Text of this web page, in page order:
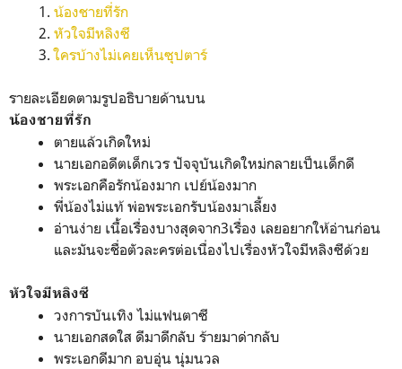
น้องชายที่รัก
หัวใจมีหลิงซี
ใครบ้างไม่เคยเห็นซุปตาร์
รายละเอียดตามรูปอธิบายด้านบน
น้องชายที่รัก
ตายแล้วเกิดใหม่
นายเอกอดีตเด็กเวร ปัจจุบันเกิดใหม่กลายเป็นเด็กดี
พระเอกคือรักน้องมาก เปย์น้องมาก
พี่น้องไม่แท้ พ่อพระเอกรับน้องมาเลี้ยง
อ่านง่าย เนื้อเรื่องบางสุดจาก3เรื่อง เลยอยากให้อ่านก่อน
และมันจะชื่อตัวละครต่อเนื่องไปเรื่องหัวใจมีหลิงซีด้วย
หัวใจมีหลิงซี
วงการบันเทิง ไม่แฟนตาซี
นายเอกสดใส ดีมาดีกลับ ร้ายมาด่ากลับ
พระเอกดีมาก อบอุ่น นุ่มนวล